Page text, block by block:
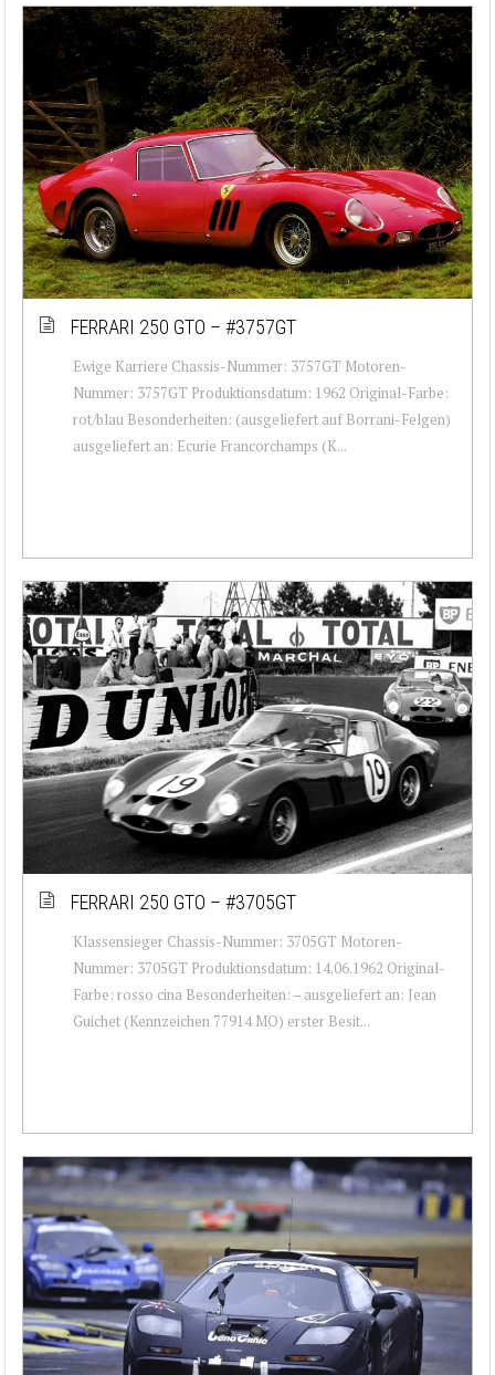
FERRARI 250 GTO – #3757GT
Ewige Karriere Chassis-Nummer: 3757GT Motoren-
Nummer: 3757GT Produktionsdatum: 1962 Original-Farbe:
rot/blau Besonderheiten: (ausgeliefert auf Borrani-Felgen)
ausgeliefert an: Ecurie Francorchamps (K...
FERRARI 250 GTO – #3705GT
Klassensieger Chassis-Nummer: 3705GT Motoren-
Nummer: 3705GT Produktionsdatum: 14.06.1962 Original-
Farbe: rosso cina Besonderheiten: – ausgeliefert an: Jean
Guichet (Kennzeichen 77914 MO) erster Besit...